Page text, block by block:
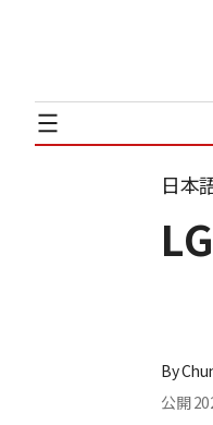
日本
By
公開